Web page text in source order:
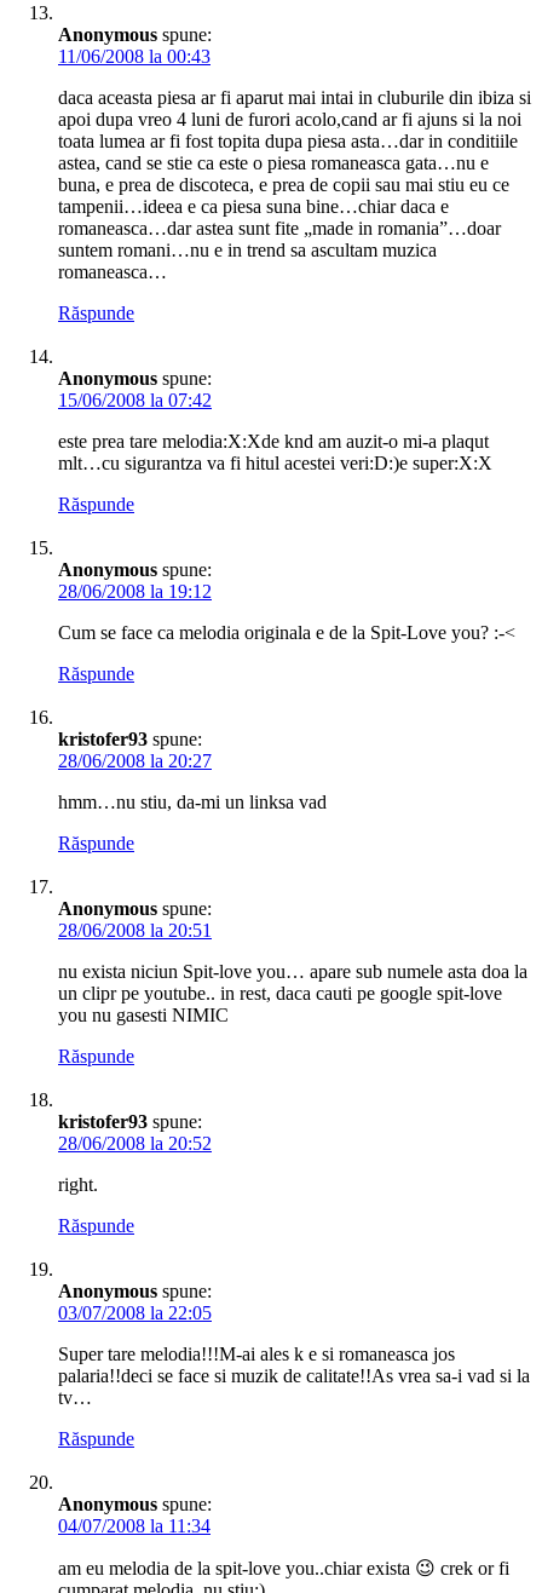
Anonymous spune:
11/06/2008 la 00:43
daca aceasta piesa ar fi aparut mai intai in cluburile din ibiza si
apoi dupa vreo 4 luni de furori acolo,cand ar fi ajuns si la noi
toata lumea ar fi fost topita dupa piesa asta…dar in conditiile
astea, cand se stie ca este o piesa romaneasca gata…nu e
buna, e prea de discoteca, e prea de copii sau mai stiu eu ce
tampenii…ideea e ca piesa suna bine…chiar daca e
romaneasca…dar astea sunt fite „made in romania”…doar
suntem romani…nu e in trend sa ascultam muzica
romaneasca…
Răspunde
Anonymous spune:
15/06/2008 la 07:42
este prea tare melodia:X:Xde knd am auzit-o mi-a plaqut
mlt…cu sigurantza va fi hitul acestei veri:D:)e super:X:X
Răspunde
Anonymous spune:
28/06/2008 la 19:12
Cum se face ca melodia originala e de la Spit-Love you? :-<
Răspunde
kristofer93 spune:
28/06/2008 la 20:27
hmm…nu stiu, da-mi un linksa vad
Răspunde
Anonymous spune:
28/06/2008 la 20:51
nu exista niciun Spit-love you… apare sub numele asta doa la
un clipr pe youtube.. in rest, daca cauti pe google spit-love
you nu gasesti NIMIC
Răspunde
kristofer93 spune:
28/06/2008 la 20:52
right.
Răspunde
Anonymous spune:
03/07/2008 la 22:05
Super tare melodia!!!M-ai ales k e si romaneasca jos
palaria!!deci se face si muzik de calitate!!As vrea sa-i vad si la
tv…
Răspunde
Anonymous spune:
04/07/2008 la 11:34
am eu melodia de la spit-love you..chiar exista 😉 crek or fi